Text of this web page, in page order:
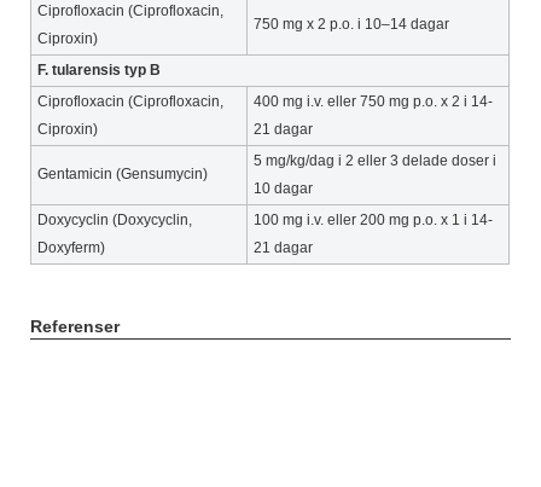
Ciprofloxacin (Ciprofloxacin,
Ciproxin)
750 mg x 2 p.o. i 10–14 dagar
F. tularensis typ B
Ciprofloxacin (Ciprofloxacin,
Ciproxin)
400 mg i.v. eller 750 mg p.o. x 2 i 14-
21 dagar
Gentamicin (Gensumycin)
5 mg/kg/dag i 2 eller 3 delade doser i
10 dagar
Doxycyclin (Doxycyclin,
Doxyferm)
100 mg i.v. eller 200 mg p.o. x 1 i 14-
21 dagar
Referenser